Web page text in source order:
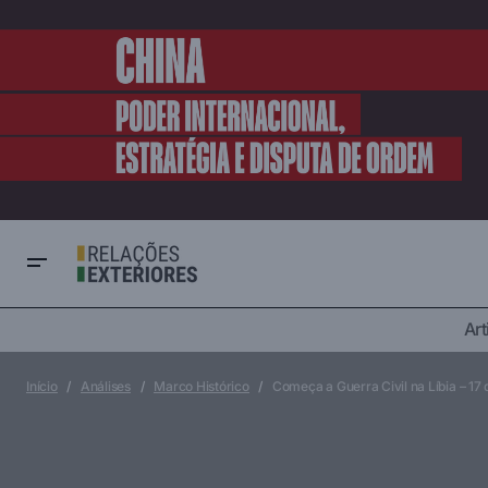
em profundidade
Cultura &
Guerras e conflitos
Início Análises Marco Histórico Começa a Guerra Civil na Líbia – 17